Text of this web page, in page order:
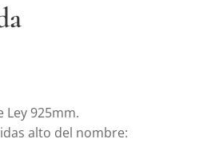
Ley 925mm.
alto del nombre: